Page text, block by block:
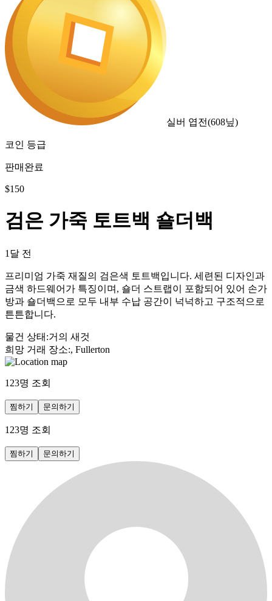
실버 엽전(608닢)
코인 등급
판매완료
$150
검은 가죽 토트백 숄더백
1달 전
프리미엄 가죽 재질의 검은색 토트백입니다. 세련된 디자인과
금색 하드웨어가 특징이며, 숄더 스트랩이 포함되어 있어 손가
방과 숄더백으로 모두 내부 수납 공간이 넉넉하고 구조적으로
튼튼합니다.
물건 상태 :거의 새것
희망 거래 장소:, Fullerton
123명 조회
찜하기 문의하기
123명 조회
찜하기 문의하기